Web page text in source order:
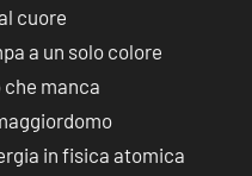
cuore
a un solo colore
manca
in fisica atomica